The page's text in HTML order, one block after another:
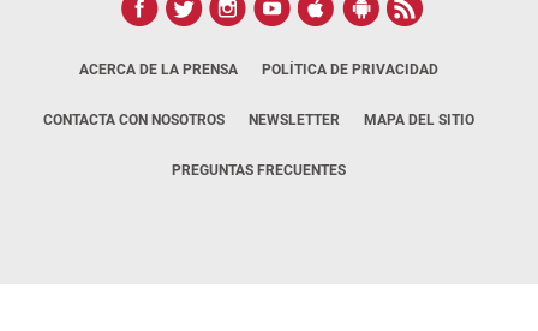
ACERCA DE LA PRENSA POLÍTICA DE PRIVACIDAD
CONTACTA CON NOSOTROS NEWSLETTER MAPA DEL SITIO
PREGUNTAS FRECUENTES